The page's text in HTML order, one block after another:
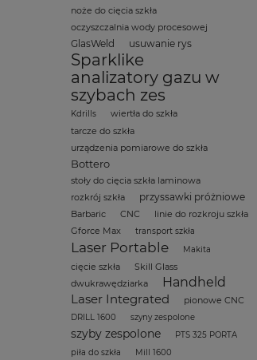
noże do cięcia szkła
oczyszczalnia wody procesowej
GlasWeld usuwanie rys
Sparklike
analizatory gazu w
szybach zes
Kdrills
wiertła do szkła
tarcze do szkła
urządzenia pomiarowe do szkła
Bottero
stoły do cięcia szkła laminowa
rozkrój szkła
przyssawki próżniowe
Barbaric CNC
linie do rozkroju szkła
Gforce Max
transport szkła
Laser Portable Makita
cięcie szkła
Skill Glass
dwukrawędziarka
Handheld
Laser Integrated
pionowe CNC
DRILL 1600 szyny zespolone
szyby zespolone
PTS 325 PORTA
piła do szkła
Mill 1600